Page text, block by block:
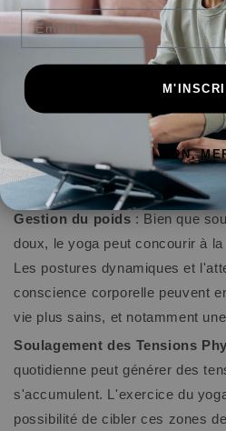
yoga doux en soirée peuvent
un sommeil réparateur profond.
Accroissement de la
: La méditation et
le yoga améliorent la
constante à domicile peut
renforcer la mémoire et
éclairée.
Gestion du poids : Bien que
doux, le yoga peut concourir à
Les postures dynamiques et
conscience corporelle peuvent
vie plus sains, et notamment
Soulagement des Tensions
quotidienne peut générer des
s'accumulent. L'exercice du
possibilité de cibler ces zones
Email
NON,